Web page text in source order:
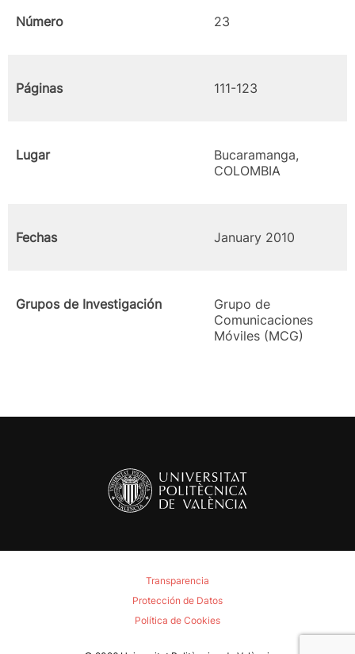
Número 23
Páginas 111-123
Lugar
Bucaramanga,
COLOMBIA
Fechas January 2010
Grupos de Investigación
Grupo de
Comunicaciones
Móviles (MCG)
Transparencia
Protección de Datos
Política de Cookies